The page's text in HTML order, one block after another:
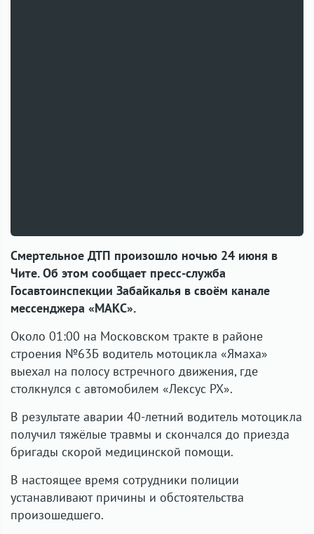
Смертельное ДТП произошло ночью 24 июня в
Чите. Об этом сообщает пресс-служба
Госавтоинспекции Забайкалья в своём канале
мессенджера «МАКС».
Около 01:00 на Московском тракте в районе
строения №63Б водитель мотоцикла «Ямаха»
выехал на полосу встречного движения, где
столкнулся с автомобилем «Лексус РХ».
В результате аварии 40-летний водитель мотоцикла
получил тяжёлые травмы и скончался до приезда
бригады скорой медицинской помощи.
В настоящее время сотрудники полиции
устанавливают причины и обстоятельства
произошедшего.